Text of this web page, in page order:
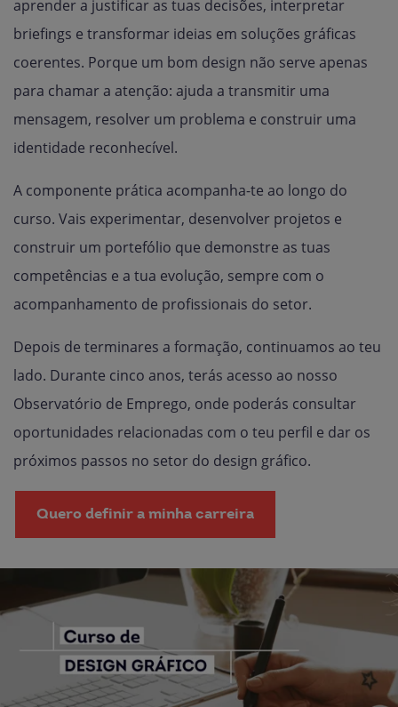
aprender a justificar as tuas decisões, interpretar
briefings e transformar ideias em soluções gráficas
coerentes. Porque um bom design não serve apenas
para chamar a atenção: ajuda a transmitir uma
mensagem, resolver um problema e construir uma
identidade reconhecível.
A componente prática acompanha-te ao longo do
curso. Vais experimentar, desenvolver projetos e
construir um portefólio que demonstre as tuas
competências e a tua evolução, sempre com o
acompanhamento de profissionais do setor.
Depois de terminares a formação, continuamos ao teu
lado. Durante cinco anos, terás acesso ao nosso
Observatório de Emprego, onde poderás consultar
oportunidades relacionadas com o teu perfil e dar os
próximos passos no setor do design gráfico.
Quero definir a minha carreira